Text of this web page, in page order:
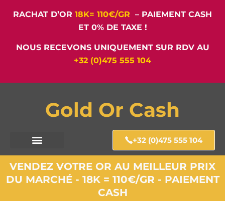
RACHAT D’OR 18K= 110€/GR – PAIEMENT CASH
ET 0% DE TAXE !
NOUS RECEVONS UNIQUEMENT SUR RDV AU
+32 (0)475 555 104
Gold Or Cash
+32 (0)475 555 104
VENDEZ VOTRE OR AU MEILLEUR PRIX
DU MARCHÉ - 18K = 110€/GR - PAIEMENT
CASH